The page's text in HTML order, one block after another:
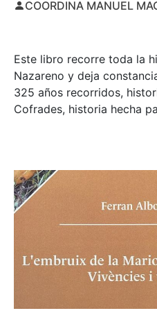
COORDINA MANUEL
Este libro recorre toda la
Nazareno y deja
325 años recorridos,
Cofrades, historia hecha